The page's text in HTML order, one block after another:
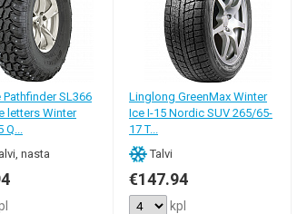
SL366
letters Winter
Q...
nasta
Linglong GreenMax Winter
Ice I-15 Nordic SUV 265/65-
17 T...
Talvi
€147.94
kpl